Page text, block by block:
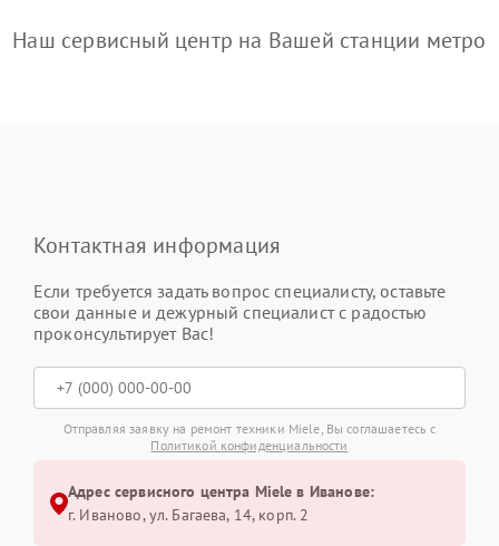
Наш сервисный центр на Вашей станции метро
Контактная информация
Если требуется задать вопрос специалисту, оставьте
свои данные и дежурный специалист с радостью
проконсультирует Вас!
Отправляя заявку на ремонт техники Miele, Вы соглашаетесь с
Политикой конфиденциальности
Адрес сервисного центра Miele в Иванове:
г. Иваново, ул. Багаева, 14, корп. 2